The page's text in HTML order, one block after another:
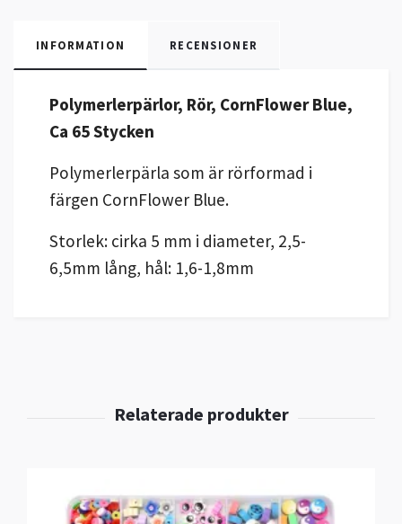
INFORMATION RECENSIONER
Polymerlerpärlor, Rör, CornFlower Blue,
Ca 65 Stycken
Polymerlerpärla som är rörformad i
färgen CornFlower Blue.
Storlek: cirka 5 mm i diameter, 2,5-
6,5mm lång, hål: 1,6-1,8mm